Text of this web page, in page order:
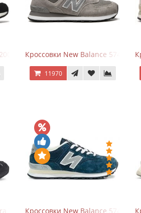
Protection Pack Black Grey
Кроссовки New Balance 574
11970
Trainers Black Cement
Кроссовки New Balance 574